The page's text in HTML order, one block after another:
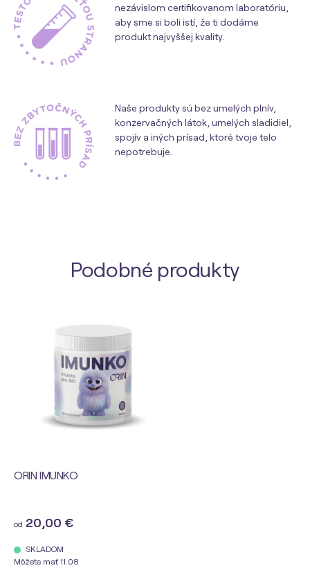
nezávislom certifikovanom laboratóriu,
aby sme si boli istí, že ti dodáme
produkt najvyššej kvality.
Naše produkty sú bez umelých plnív,
konzervačných látok, umelých sladidiel,
spojív a iných prísad, ktoré tvoje telo
nepotrebuje.
Podobné produkty
ORIN IMUNKO
od 20,00 €
SKLADOM
Môžete mať 11.08